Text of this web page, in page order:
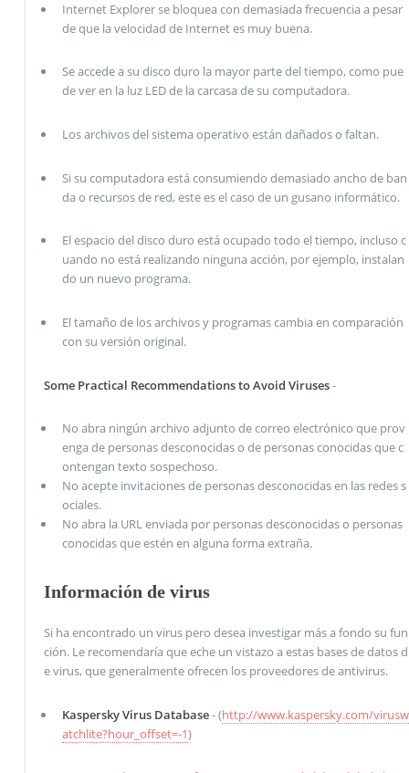
Internet Explorer se bloquea con demasiada frecuencia a pesar
de que la velocidad de Internet es muy buena.
Se accede a su disco duro la mayor parte del tiempo, como pue
de ver en la luz LED de la carcasa de su computadora.
Los archivos del sistema operativo están dañados o faltan.
Si su computadora está consumiendo demasiado ancho de ban
da o recursos de red, este es el caso de un gusano informático.
El espacio del disco duro está ocupado todo el tiempo, incluso c
uando no está realizando ninguna acción, por ejemplo, instalan
do un nuevo programa.
El tamaño de los archivos y programas cambia en comparación
con su versión original.
Some Practical Recommendations to Avoid Viruses-
No abra ningún archivo adjunto de correo electrónico que prov
enga de personas desconocidas o de personas conocidas que c
ontengan texto sospechoso.
No acepte invitaciones de personas desconocidas en las redes s
ociales.
No abra la URL enviada por personas desconocidas o personas
conocidas que estén en alguna forma extraña.
Información de virus
Si ha encontrado un virus pero desea investigar más a fondo su fun
ción. Le recomendaría que eche un vistazo a estas bases de datos d
e virus, que generalmente ofrecen los proveedores de antivirus.
Kaspersky Virus Database- (http://www.kaspersky.com/virusw
atchlite?hour_offset=-1)